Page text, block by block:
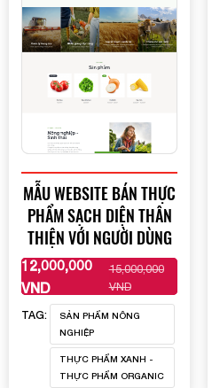
MẪU WEBSITE BÁN THỰC
PHẨM SẠCH DIỆN THÂN
THIỆN VỚI NGƯỜI DÙNG
12,000,000
VND
15,000,000
VND
XEM THÊM
TAG:
SẢN PHẨM NÔNG
NGHIỆP
THỰC PHẨM XANH -
THỰC PHẨM ORGANIC
Website:
khách qua hệ thống SMS tự